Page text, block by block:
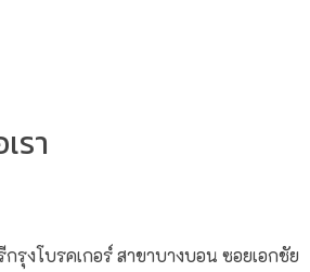
รา
รุงโบรคเกอร์ สาขาบางบอน ซอยเอกชัย